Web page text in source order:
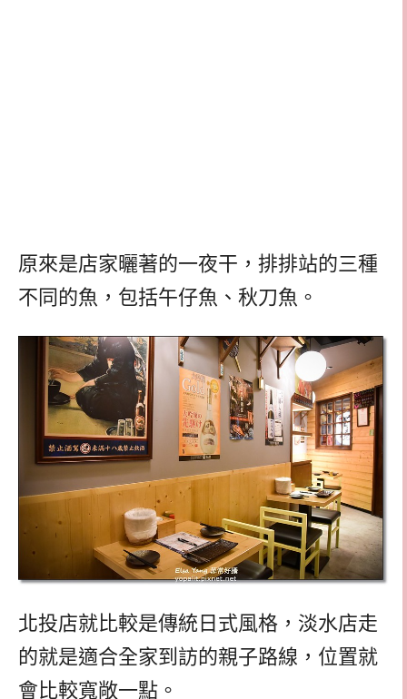
原來是店家曬著的一夜干，排排站的三種
不同的魚，包括午仔魚、秋刀魚。
北投店就比較是傳統日式風格，淡水店走
的就是適合全家到訪的親子路線，位置就
會比較寬敞一點。